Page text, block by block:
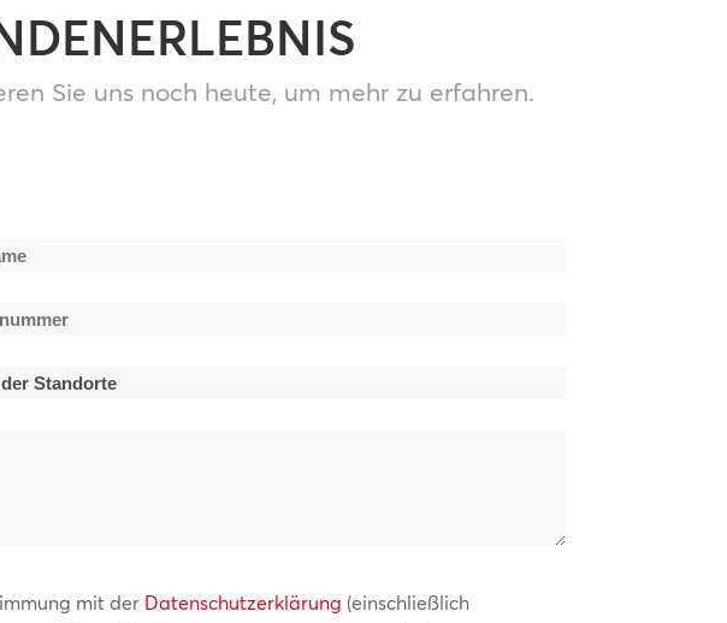
Sie uns noch heute, um mehr zu erfahren.
mit der Datenschutzerklärung (einschließlich